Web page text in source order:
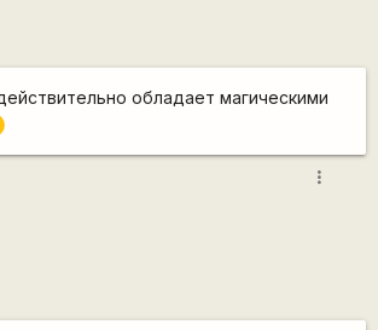
обладает магическими
more_vert